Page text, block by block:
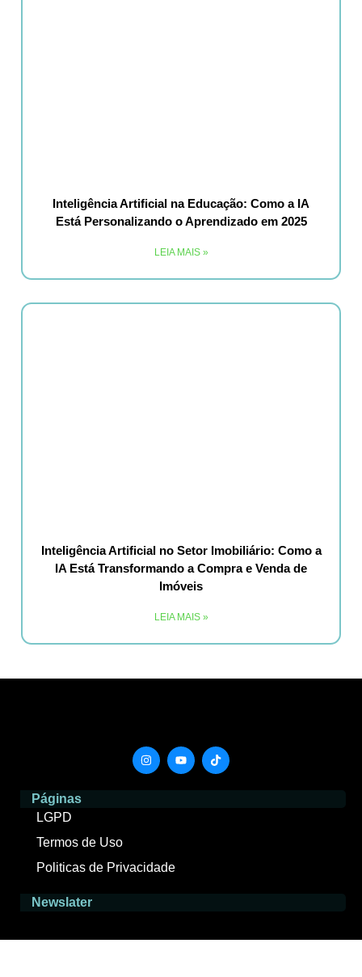
Inteligência Artificial na Educação: Como a IA
Está Personalizando o Aprendizado em 2025
LEIA MAIS »
Inteligência Artificial no Setor Imobiliário: Como a
IA Está Transformando a Compra e Venda de
Imóveis
LEIA MAIS »
Páginas
LGPD
Termos de Uso
Politicas de Privacidade
Newslater